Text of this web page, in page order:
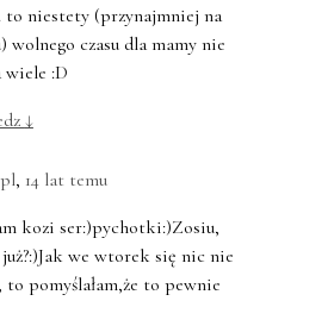
niestety (przynajmniej na
wolnego czasu dla mamy nie
wiele :D
↓
, 14 lat temu
kozi ser:)pychotki:)Zosiu,
już?:)Jak we wtorek się nic nie
to pomyślałam,że to pewnie